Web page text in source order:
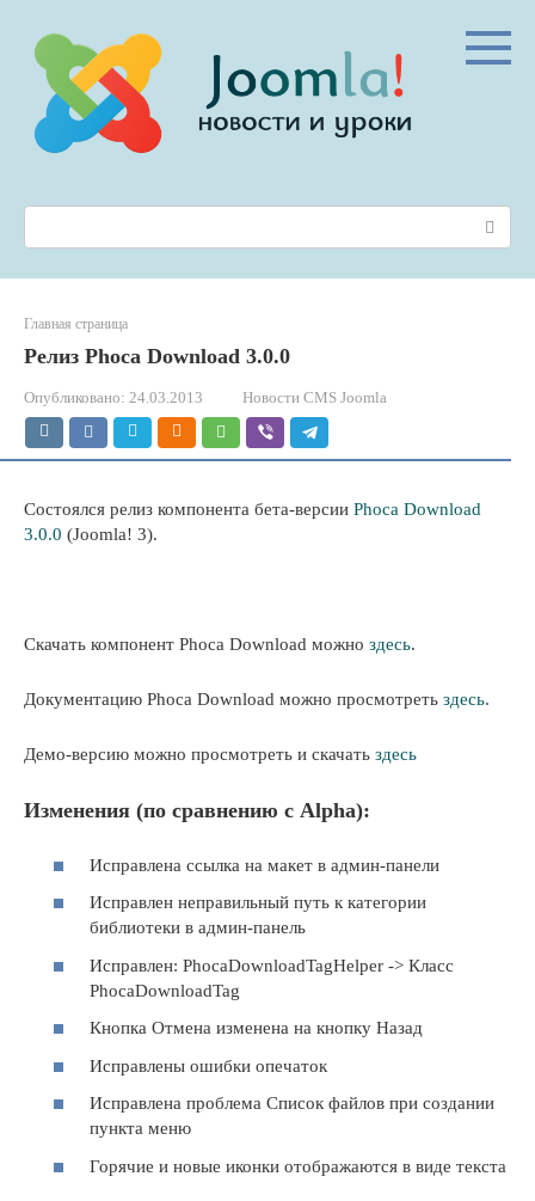
контенту
Главная страница
Релиз Phoca Download 3.0.0
Опубликовано: 24.03.2013 Новости CMS Joomla
Состоялся релиз компонента бета-версии Phoca Download
3.0.0 (Joomla! 3).
Скачать компонент Phoca Download можно здесь.
Документацию Phoca Download можно просмотреть здесь.
Демо-версию можно просмотреть и скачать здесь
Изменения (по сравнению с Alpha):
Исправлена ссылка на макет в админ-панели
Исправлен неправильный путь к категории
библиотеки в админ-панель
Исправлен: PhocaDownloadTagHelper -> Класс
PhocaDownloadTag
Кнопка Отмена изменена на кнопку Назад
Исправлены ошибки опечаток
Исправлена проблема Список файлов при создании
пункта меню
Горячие и новые иконки отображаются в виде текста